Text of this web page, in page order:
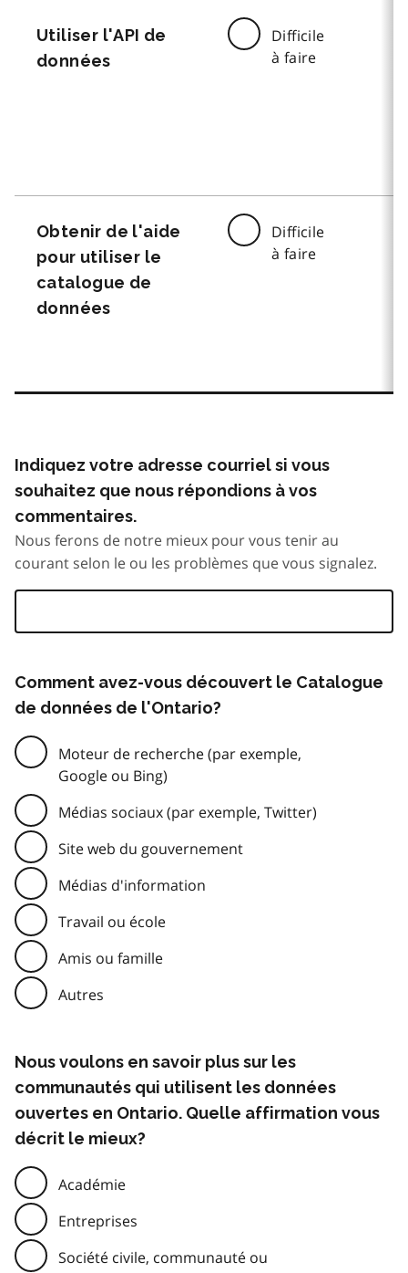
Utiliser l'API de
données
Difficile
à faire
Obtenir de l'aide
pour utiliser le
catalogue de
données
Difficile
à faire
Indiquez votre adresse courriel si vous
souhaitez que nous répondions à vos
commentaires.
Nous ferons de notre mieux pour vous tenir au
courant selon le ou les problèmes que vous signalez.
Comment avez-vous découvert le Catalogue
de données de l'Ontario?
Moteur de recherche (par exemple,
Google ou Bing)
Médias sociaux (par exemple, Twitter)
Site web du gouvernement
Médias d'information
Travail ou école
Amis ou famille
Autres
Nous voulons en savoir plus sur les
communautés qui utilisent les données
ouvertes en Ontario. Quelle affirmation vous
décrit le mieux?
Académie
Entreprises
Société civile, communauté ou